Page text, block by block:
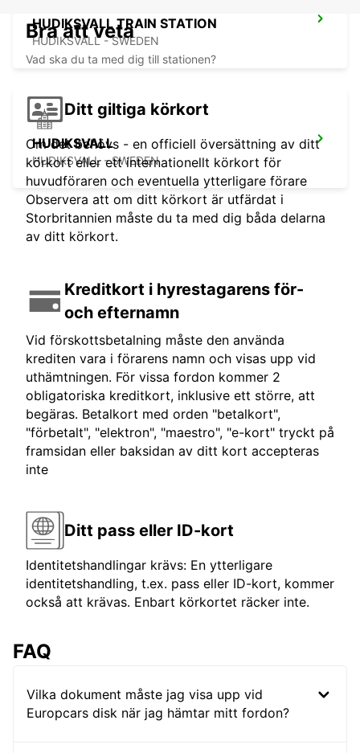
HUDIKSVALL TRAIN STATION
HUDIKSVALL - SWEDEN
HUDIKSVALL
HUDIKSVALL - SWEDEN
Bra att veta
Vad ska du ta med dig till stationen?
Ditt giltiga körkort
Om det behövs - en officiell översättning av ditt
körkort eller ett internationellt körkort för
huvudföraren och eventuella ytterligare förare
Observera att om ditt körkort är utfärdat i
Storbritannien måste du ta med dig båda delarna
av ditt körkort.
Kreditkort i hyrestagarens för-
och efternamn
Vid förskottsbetalning måste den använda
krediten vara i förarens namn och visas upp vid
uthämtningen. För vissa fordon kommer 2
obligatoriska kreditkort, inklusive ett större, att
begäras. Betalkort med orden "betalkort",
"förbetalt", "elektron", "maestro", "e-kort" tryckt på
framsidan eller baksidan av ditt kort accepteras
inte
Ditt pass eller ID-kort
Identitetshandlingar krävs: En ytterligare
identitetshandling, t.ex. pass eller ID-kort, kommer
också att krävas. Enbart körkortet räcker inte.
FAQ
Vilka dokument måste jag visa upp vid
Europcars disk när jag hämtar mitt fordon?